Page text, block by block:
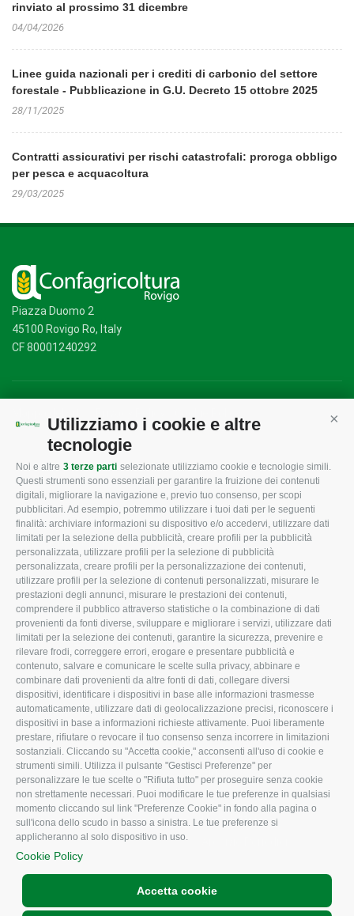
Utilizziamo i cookie e altre
tecnologie
Noi e altre 3 terze parti selezionate utilizziamo cookie e tecnologie simili.
Questi strumenti sono essenziali per garantire la fruizione dei contenuti
digitali, migliorare la navigazione e, previo tuo consenso, per scopi
pubblicitari. Ad esempio, potremmo utilizzare i tuoi dati per le seguenti
finalità: archiviare informazioni su dispositivo e/o accedervi, utilizzare dati
limitati per la selezione della pubblicità, creare profili per la pubblicità
personalizzata, utilizzare profili per la selezione di pubblicità
personalizzata, creare profili per la personalizzazione dei contenuti,
utilizzare profili per la selezione di contenuti personalizzati, misurare le
prestazioni degli annunci, misurare le prestazioni dei contenuti,
comprendere il pubblico attraverso statistiche o la combinazione di dati
provenienti da fonti diverse, sviluppare e migliorare i servizi, utilizzare dati
limitati per la selezione dei contenuti, garantire la sicurezza, prevenire e
rilevare frodi, correggere errori, erogare e presentare pubblicità e
contenuto, salvare e comunicare le scelte sulla privacy, abbinare e
combinare dati provenienti da altre fonti di dati, collegare diversi
dispositivi, identificare i dispositivi in base alle informazioni trasmesse
automaticamente, utilizzare dati di geolocalizzazione precisi, riconoscere i
dispositivi in base a informazioni richieste attivamente. Puoi liberamente
prestare, rifiutare o revocare il tuo consenso senza incorrere in limitazioni
sostanziali. Cliccando su "Accetta cookie," acconsenti all'uso di cookie e
strumenti simili. Utilizza il pulsante "Gestisci Preferenze" per
personalizzare le tue scelte o "Rifiuta tutto" per proseguire senza cookie
non strettamente necessari. Puoi modificare le tue preferenze in qualsiasi
momento cliccando sul link "Preferenze Cookie" in fondo alla pagina o
sull'icona dello scudo in basso a sinistra. Le tue preferenze si
applicheranno al solo dispositivo in uso.
Cookie Policy
Accetta cookie
rinviato al prossimo 31 dicembre
04/04/2026
Linee guida nazionali per i crediti di carbonio del settore
forestale - Pubblicazione in G.U. Decreto 15 ottobre 2025
28/11/2025
Contratti assicurativi per rischi catastrofali: proroga obbligo
per pesca e acquacoltura
29/03/2025
Piazza Duomo 2
45100 Rovigo Ro, Italy
CF 80001240292
CONFAGRICOLTURA
ROVIGO
L'Associazione
Missione e Progetto
Organigramma aziendale
I Nostri Servizi
Uffici della Sede
provinciale
Le Sedi di Zona
Agricoltori S.r.l.
Whistleblowing
Confagricoltura Rovigo e
Agricoltori srl
CONFAGRICOLTURA
INFORMA
Tecnico
Fiscale
Lavoro
Ambiente
Associazione
CONFAGRICOLTURA
ATTIVA
Notizie in evidenza
Eventi
Comunicati Stampa
Video
Iscrizione Newsletter
Newsletter